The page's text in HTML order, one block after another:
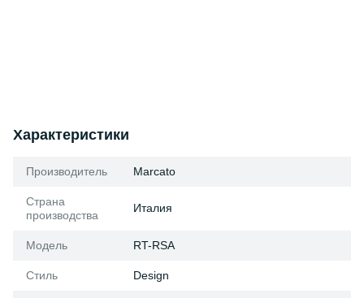
Характеристики
Производитель Marcato
Страна
производства
Италия
Модель RT-RSA
Стиль Design